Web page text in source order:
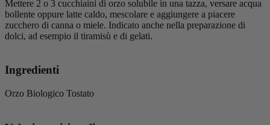
Mettere 2 o 3 cucchiaini di orzo solubile in una tazza, versare acqua
bollente oppure latte caldo, mescolare e aggiungere a piacere
zucchero di canna o miele. Indicato anche nella preparazione di
dolci, ad esempio il tiramisù e di gelati.
Ingredienti
Orzo Biologico Tostato